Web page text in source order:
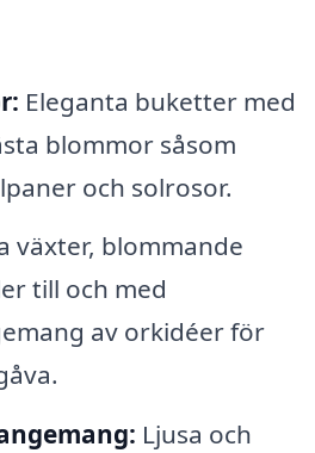
Eleganta buketter med
blommor såsom
och solrosor.
växter, blommande
till och med
av orkidéer för
Ljusa och